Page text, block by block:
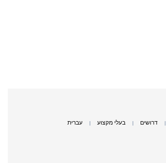
דרושים בעלי מקצוע עברית